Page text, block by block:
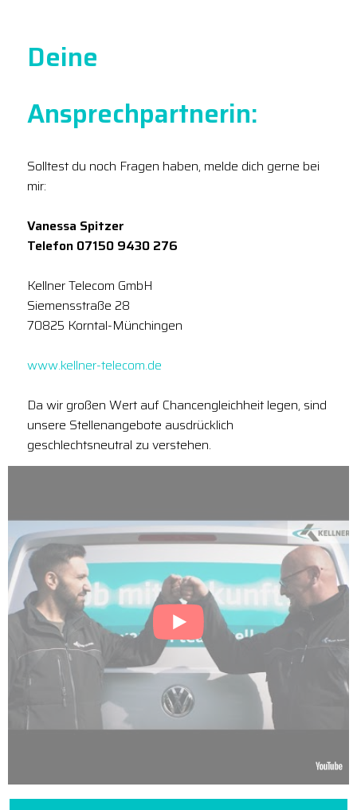
Deine
Ansprechpartnerin:
Solltest du noch Fragen haben, melde dich gerne bei
mir:
Vanessa Spitzer
Telefon 07150 9430 276
Kellner Telecom GmbH
Siemensstraße 28
70825 Korntal-Münchingen
www.kellner-telecom.de
Da wir großen Wert auf Chancengleichheit legen, sind
unsere Stellenangebote ausdrücklich
geschlechtsneutral zu verstehen.